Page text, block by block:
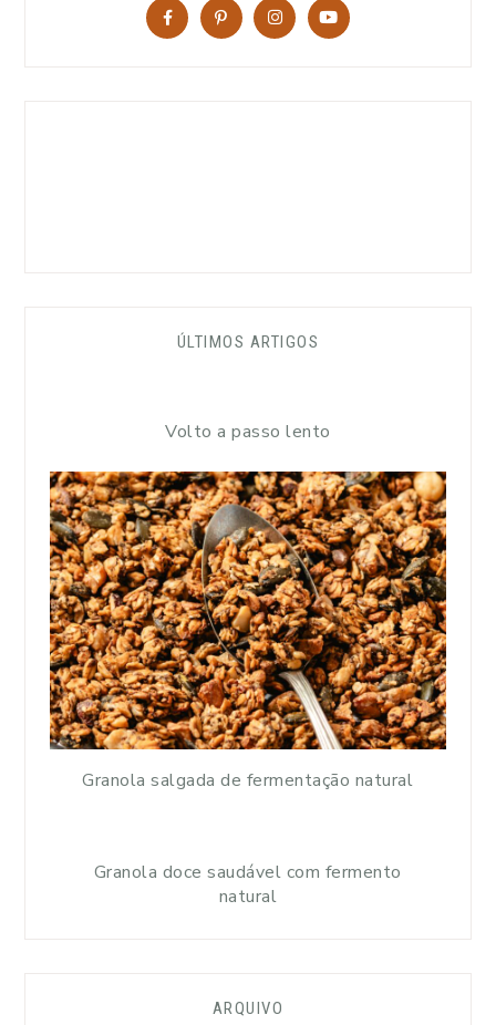
ÚLTIMOS ARTIGOS
Volto a passo lento
Granola salgada de fermentação natural
Granola doce saudável com fermento
natural
ARQUIVO